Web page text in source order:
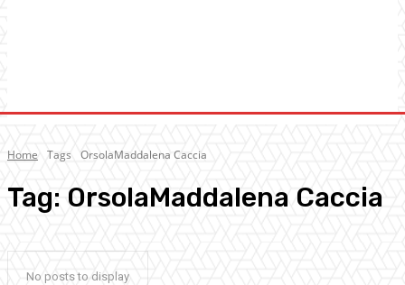
Home Tags OrsolaMaddalena Caccia
Tag: OrsolaMaddalena Caccia
No posts to display